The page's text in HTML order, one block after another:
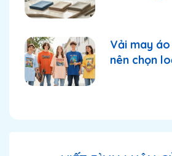
Vải may
nên chọn